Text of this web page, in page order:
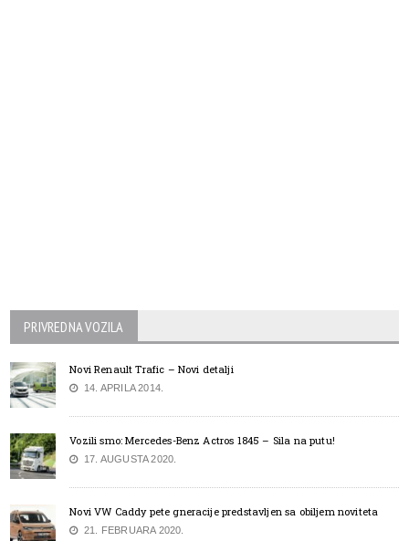
PRIVREDNA VOZILA
Novi Renault Trafic – Novi detalji
14. APRILA 2014.
Vozili smo: Mercedes-Benz Actros 1845 – Sila na putu!
17. AUGUSTA 2020.
Novi VW Caddy pete gneracije predstavljen sa obiljem noviteta
21. FEBRUARA 2020.